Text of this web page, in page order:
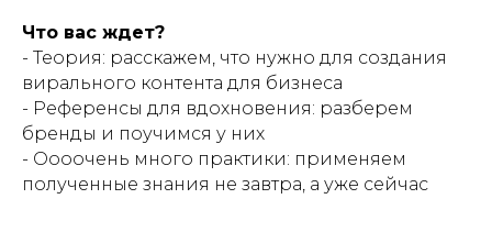
Что вас ждет?
- Теория: расскажем, что нужно для создания
вирального контента для бизнеса
- Референсы для вдохновения: разберем
бренды и поучимся у них
- Оооочень много практики: применяем
полученные знания не завтра, а уже сейчас